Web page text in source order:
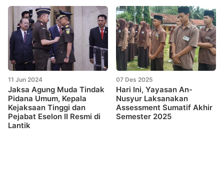
11 Jun 2024
Jaksa Agung Muda Tindak
Pidana Umum, Kepala
Kejaksaan Tinggi dan
Pejabat Eselon II Resmi di
Lantik
07 Des 2025
Hari Ini, Yayasan An-
Nusyur Laksanakan
Assessment Sumatif Akhir
Semester 2025